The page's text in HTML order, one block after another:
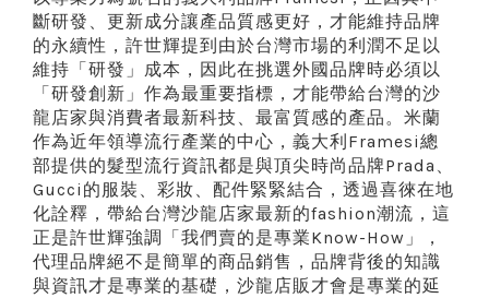
斷研發、更新成分讓產品質感更好，才能維持品牌
的永續性，許世輝提到由於台灣市場的利潤不足以
維持「研發」成本，因此在挑選外國品牌時必須以
「研發創新」作為最重要指標，才能帶給台灣的沙
龍店家與消費者最新科技、最富質感的產品。米蘭
作為近年領導流行產業的中心，義大利Framesi總
部提供的髮型流行資訊都是與頂尖時尚品牌Prada、
Gucci的服裝、彩妝、配件緊緊結合，透過喜徠在地
化詮釋，帶給台灣沙龍店家最新的fashion潮流，這
正是許世輝強調「我們賣的是專業Know-How」，
代理品牌絕不是簡單的商品銷售，品牌背後的知識
與資訊才是專業的基礎，沙龍店販才會是專業的延